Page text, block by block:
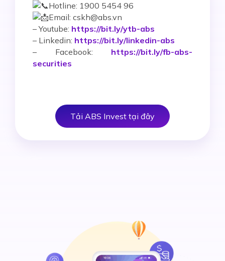
Hotline: 1900 5454 96
Email: cskh@abs.vn
–Youtube: https://bit.ly/ytb-abs
– Linkedin: https://bit.ly/linkedin-abs
– Facebook: https://bit.ly/fb-abs-
securities
Tải ABS Invest tại đây